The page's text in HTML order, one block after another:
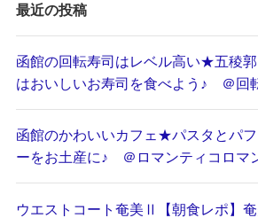
最近の投稿
函館の回転寿司はレベル高い★五稜
はおいしいお寿司を食べよう♪ ＠回
函館のかわいいカフェ★パスタとパ
ーをお土産に♪ ＠ロマンティコロマ
ウエストコート奄美Ⅱ【朝食レポ】